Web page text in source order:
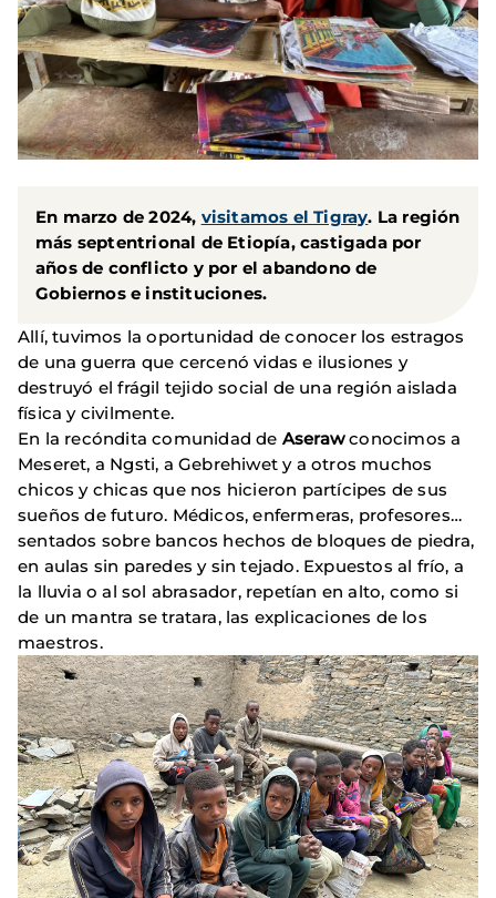
En marzo de 2024, visitamos el Tigray. La región
más septentrional de Etiopía, castigada por
años de conflicto y por el abandono de
Gobiernos e instituciones.
Allí, tuvimos la oportunidad de conocer los estragos
de una guerra que cercenó vidas e ilusiones y
destruyó el frágil tejido social de una región aislada
física y civilmente.
En la recóndita comunidad de Aserawconocimos a
Meseret, a Ngsti, a Gebrehiwet y a otros muchos
chicos y chicas que nos hicieron partícipes de sus
sueños de futuro. Médicos, enfermeras, profesores…
sentados sobre bancos hechos de bloques de piedra,
en aulas sin paredes y sin tejado. Expuestos al frío, a
la lluvia o al sol abrasador, repetían en alto, como si
de un mantra se tratara, las explicaciones de los
maestros.